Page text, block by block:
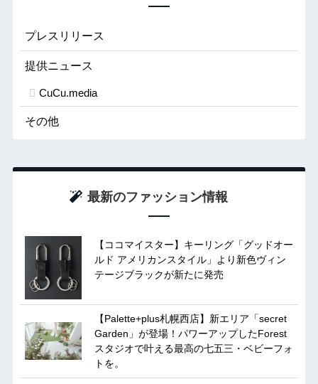
プレスリリース
提供ニュース
CuCu.media
その他
最新のファッション情報
【ココマイスター】キーリング「グッドオー
ルド アメリカンスタイル」より新色ヴィン
テージブラックが新たに発売
【Palette+plus札幌西店】新エリア「secret
Garden」が登場！パワーアップしたForest
スタジオで叶える最高の七五三・ベビーフォ
トを。